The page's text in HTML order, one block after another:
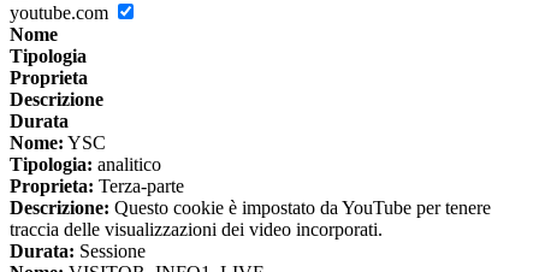
youtube.com
Nome
Tipologia
Proprieta
Descrizione
Durata
Nome: YSC
Tipologia: analitico
Proprieta: Terza-parte
Descrizione: Questo cookie è impostato da YouTube per tenere
traccia delle visualizzazioni dei video incorporati.
Durata: Sessione